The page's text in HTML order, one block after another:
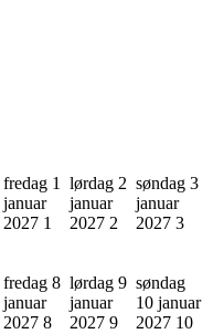
fredag 1
januar
2027 1
lørdag 2
januar
2027 2
søndag 3
januar
2027 3
fredag 8
januar
2027 8
lørdag 9
januar
2027 9
søndag
10 januar
2027 10